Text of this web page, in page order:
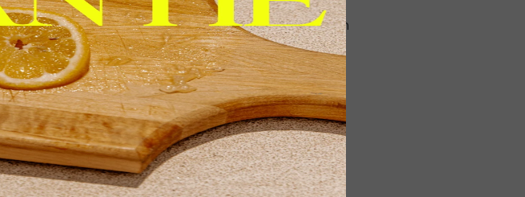
Reisset Cleansing Milk,
Sensitive Skin Lotion,
Shower Treatment, Touch
of Silk
€ 62,00
€ 49,95
Bekijken
Bekijken